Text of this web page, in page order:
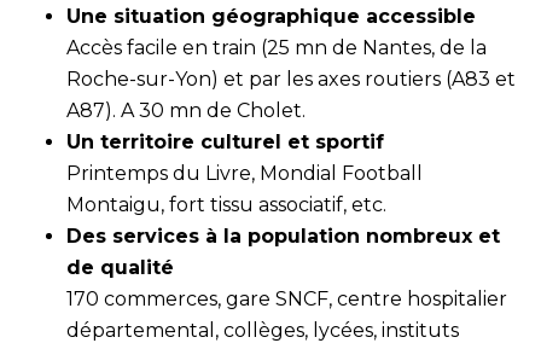
Une situation géographique accessible
Accès facile en train (25 mn de Nantes, de la
Roche-sur-Yon) et par les axes routiers (A83 et
A87). A 30 mn de Cholet.
Un territoire culturel et sportif
Printemps du Livre, Mondial Football
Montaigu, fort tissu associatif, etc.
Des services à la population nombreux et
de qualité
170 commerces, gare SNCF, centre hospitalier
départemental, collèges, lycées, instituts